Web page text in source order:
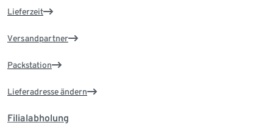
Lieferzeit
Versandpartner
Packstation
Lieferadresse ändern
Filialabholung